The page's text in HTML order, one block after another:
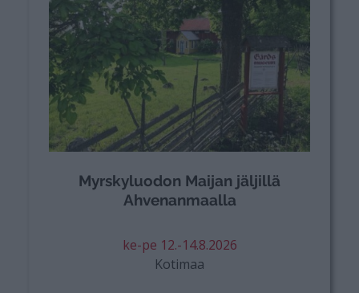
Myrskyluodon Maijan jäljillä
Ahvenanmaalla
ke-pe 12.-14.8.2026
Kotimaa